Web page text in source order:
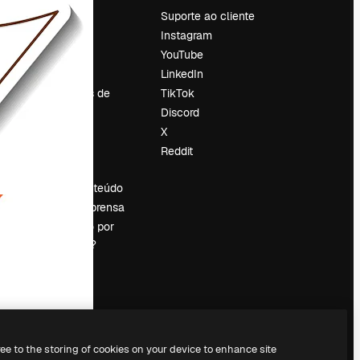
Preços
Sobre nós
Reviews
Emprego
Tendências de
Vender conteúdo
Sala de imprensa
Procurando por
magnific.ai?
Suporte ao cliente
Instagram
YouTube
LinkedIn
TikTok
Discord
X
Reddit
to the storing of cookies on your device to enhance site